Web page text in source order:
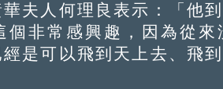
人何理良表示：「他到
個非常感興趣，因為從
是可以飛到天上去、飛